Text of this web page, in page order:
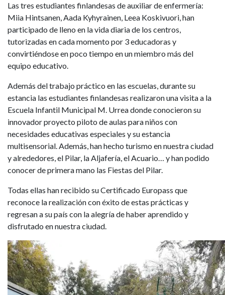
Las tres estudiantes finlandesas de auxiliar de enfermería:
Miia Hintsanen, Aada Kyhyrainen, Leea Koskivuori, han
participado de lleno en la vida diaria de los centros,
tutorizadas en cada momento por 3 educadoras y
convirtiéndose en poco tiempo en un miembro más del
equipo educativo.
Además del trabajo práctico en las escuelas, durante su
estancia las estudiantes finlandesas realizaron una visita a la
Escuela Infantil Municipal M. Urrea donde conocieron su
innovador proyecto piloto de aulas para niños con
necesidades educativas especiales y su estancia
multisensorial. Además, han hecho turismo en nuestra ciudad
y alrededores, el Pilar, la Aljafería, el Acuario… y han podido
conocer de primera mano las Fiestas del Pilar.
Todas ellas han recibido su Certificado Europass que
reconoce la realización con éxito de estas prácticas y
regresan a su país con la alegría de haber aprendido y
disfrutado en nuestra ciudad.